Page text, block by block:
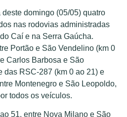
domingo (05/05) quatro
nas rodovias administradas
Caí e na Serra Gaúcha.
Portão e São Vendelino (km 0
Carlos Barbosa e São
das RSC-287 (km 0 ao 21) e
Montenegro e São Leopoldo,
todos os veículos.
51, entre Nova Milano e São